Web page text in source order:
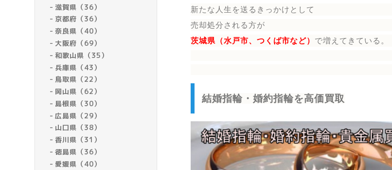
滋賀県（36）
京都府（36）
奈良県（40）
大阪府（69）
和歌山県（35）
兵庫県（43）
鳥取県（22）
岡山県（62）
島根県（30）
広島県（29）
山口県（38）
香川県（31）
徳島県（36）
愛媛県（40）
新たな人生を送る きっかけとして
売却処分される方が
茨城県（水戸市、つくば市など） で増えてきている。
結婚指輪・婚約指輪を高価買取